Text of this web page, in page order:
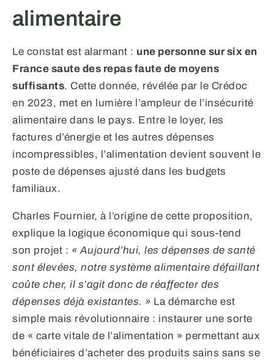
alimentaire
Le constat est alarmant : une personne sur six en
France saute des repas faute de moyens
suffisants. Cette donnée, révélée par le Crédoc
en 2023, met en lumière l’ampleur de l’insécurité
alimentaire dans le pays. Entre le loyer, les
factures d’énergie et les autres dépenses
incompressibles, l’alimentation devient souvent le
poste de dépenses ajusté dans les budgets
familiaux.
Charles Fournier, à l’origine de cette proposition,
explique la logique économique qui sous-tend
son projet : « Aujourd’hui, les dépenses de santé
sont élevées, notre système alimentaire défaillant
coûte cher, il s’agit donc de réaffecter des
dépenses déjà existantes. » La démarche est
simple mais révolutionnaire : instaurer une sorte
de « carte vitale de l’alimentation » permettant aux
bénéficiaires d’acheter des produits sains sans se